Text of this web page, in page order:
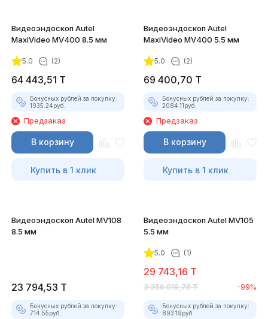
Видеоэндоскоп Autel
MaxiVideo MV400 8.5 мм
5.0 (2)
64 443,51 T
Бонусных рублей за покупку:
1935.24руб.
Предзаказ
В корзину
Купить в 1 клик
Видеоэндоскоп Autel
MaxiVideo MV400 5.5 мм
5.0 (2)
69 400,70 T
Бонусных рублей за покупку:
2084.11руб.
Предзаказ
В корзину
Купить в 1 клик
Видеоэндоскоп Autel MV108
8.5 мм
23 794,53 T
Бонусных рублей за покупку:
714.55руб.
Видеоэндоскоп Autel MV105
5.5 мм
5.0 (1)
29 743,16 T
3 356 019,78 T -99%
Бонусных рублей за покупку:
893.19руб.